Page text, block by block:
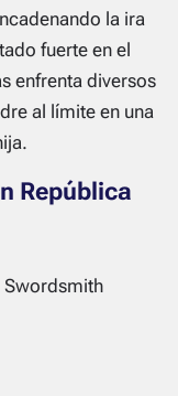
la ira
fuerte en el
enfrenta diversos
al límite en una
República
Swordsmith